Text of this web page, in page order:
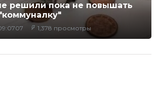
решили пока не повышать
1,378 просмотры